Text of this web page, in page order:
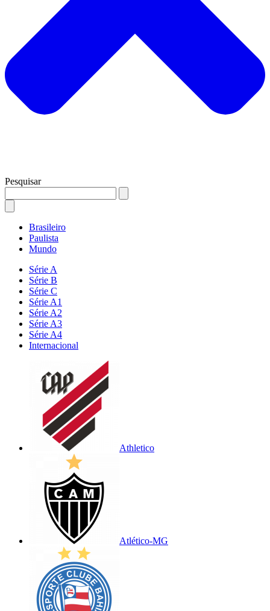
Pesquisar
Brasileiro
Paulista
Mundo
Série A
Série B
Série C
Série A1
Série A2
Série A3
Série A4
Internacional
Athletico
Atlético-MG